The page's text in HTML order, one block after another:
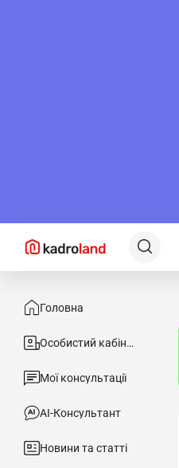
Головна
Особистий кабінет
Мої консультації
АІ-Консультант
Новини та статті